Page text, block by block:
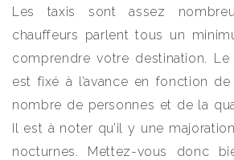
Les taxis sont assez
chauffeurs parlent tous un
comprendre votre destination.
est fixé à l’avance en fonction
nombre de personnes et de la
Il est à noter qu’il y une
nocturnes. Mettez-vous donc